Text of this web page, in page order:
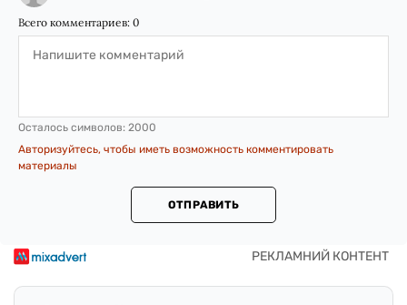
Всего комментариев: 0
Осталось символов: 2000
Авторизуйтесь, чтобы иметь возможность комментировать
материалы
ОТПРАВИТЬ